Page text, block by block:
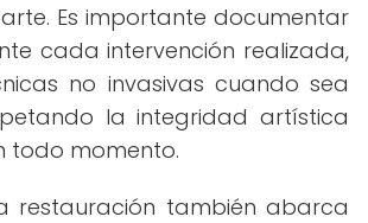
Es importante documentar
cada intervención realizada,
no invasivas cuando sea
la integridad artística
todo momento.
restauración también abarca